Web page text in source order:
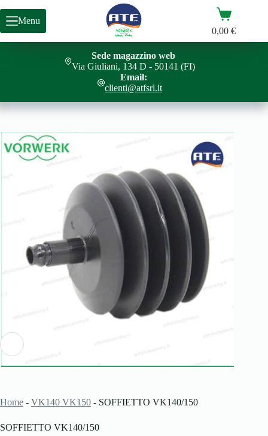
contenuto
Menu
Carrello
0,00€
Sede magazzino web
Via Giuliani, 134 D - 50141 (FI)
Email:
clienti@atfsrl.it
Home - VK140 VK150 - SOFFIETTO VK140/150
SOFFIETTO VK140/150